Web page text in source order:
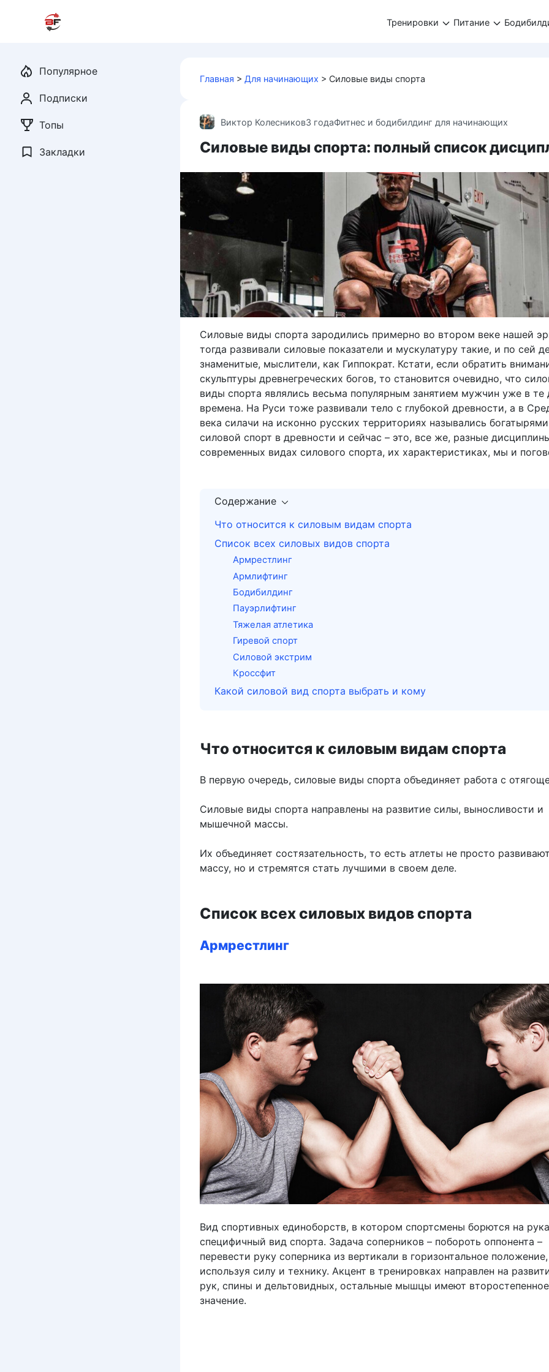
Тренировки Питание
Главная > Для начинающих > Силовые виды спорта
Виктор Колесников3 годаФитнес и бодибилдинг для начинающих
Силовые виды спорта: полный список
Силовые виды спорта зародились примерно во втором веке нашей
тогда развивали силовые показатели и мускулатуру такие, и по сей
знаменитые, мыслители, как Гиппократ. Кстати, если обратить
скульптуры древнегреческих богов, то становится очевидно, что
виды спорта являлись весьма популярным занятием мужчин уже в те
времена. На Руси тоже развивали тело с глубокой древности, а в
века силачи на исконно русских территориях назывались
силовой спорт в древности и сейчас – это, все же, разные
современных видах силового спорта, их характеристиках, мы и
Содержание
Что относится к силовым видам спорта
Список всех силовых видов спорта
Армрестлинг
Армлифтинг
Бодибилдинг
Пауэрлифтинг
Тяжелая атлетика
Гиревой спорт
Силовой экстрим
Кроссфит
Какой силовой вид спорта выбрать и кому
Что относится к силовым видам спорта
В первую очередь, силовые виды спорта объединяет работа с
Силовые виды спорта направлены на развитие силы, выносливости и
мышечной массы.
Их объединяет состязательность, то есть атлеты не просто
массу, но и стремятся стать лучшими в своем деле.
Список всех силовых видов спорта
Армрестлинг
Вид спортивных единоборств, в котором спортсмены борются на
специфичный вид спорта. Задача соперников – побороть оппонента –
перевести руку соперника из вертикали в горизонтальное положение,
используя силу и технику. Акцент в тренировках направлен на
рук, спины и дельтовидных, остальные мышцы имеют второстепенное
значение.
Популярное
Подписки
Топы
Закладки